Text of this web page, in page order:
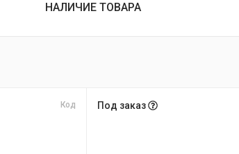
НАЛИЧИЕ ТОВАРА
Код Под заказ